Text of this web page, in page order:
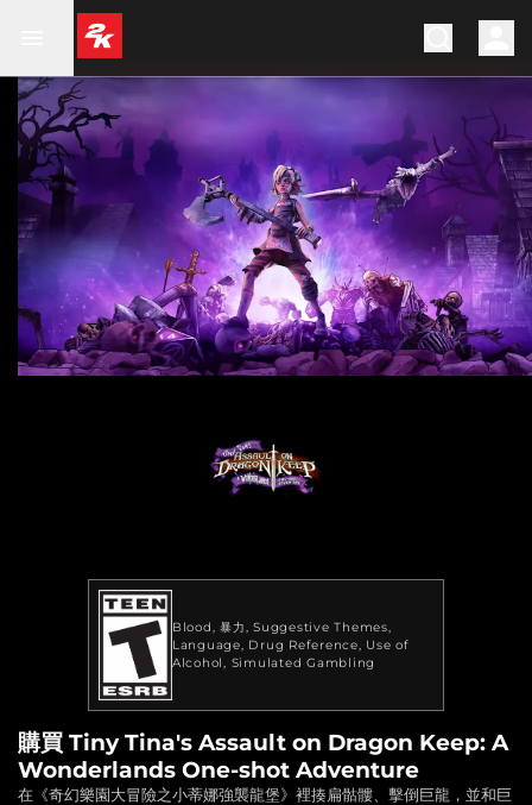
Blood 暴力
Suggestive Themes
Language
Drug Reference
Use of
Alcohol Simulated Gambling
購買 Tiny Tina's Assault on Dragon Keep: A
Wonderlands One-shot Adventure
在《奇幻樂園大冒險之小蒂娜強襲龍堡》裡揍扁骷髏、擊倒巨龍，並和巨